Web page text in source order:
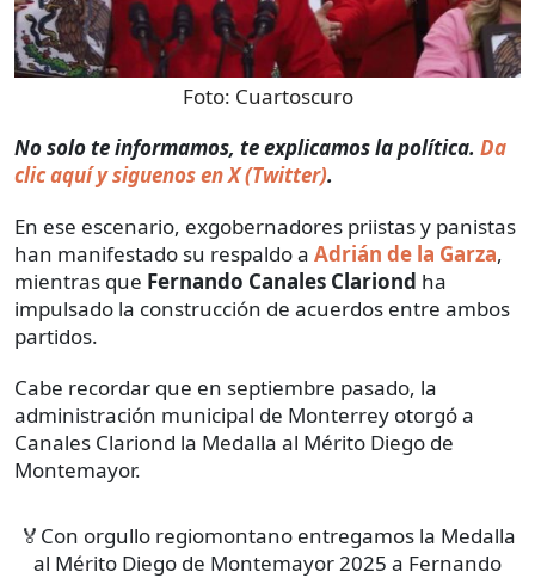
Foto: Cuartoscuro
No solo te informamos, te explicamos la política. Da
clic aquí y siguenos en X (Twitter).
En ese escenario, exgobernadores priistas y panistas
han manifestado su respaldo a Adrián de la Garza,
mientras que Fernando Canales Clariond ha
impulsado la construcción de acuerdos entre ambos
partidos.
Cabe recordar que en septiembre pasado, la
administración municipal de Monterrey otorgó a
Canales Clariond la Medalla al Mérito Diego de
Montemayor.
🏅Con orgullo regiomontano entregamos la Medalla
al Mérito Diego de Montemayor 2025 a Fernando